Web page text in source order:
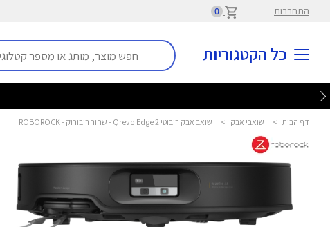
התחברות 0
כל הקטגוריות
דף הבית > שואבי אבק > שואב אבק רובוטי Qrevo Edge 2 - שחור רובורוק - ROBOROCK